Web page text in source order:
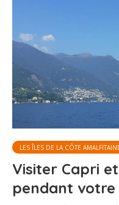
LES ÎLES DE LA CÔTE
Visiter Capri
pendant